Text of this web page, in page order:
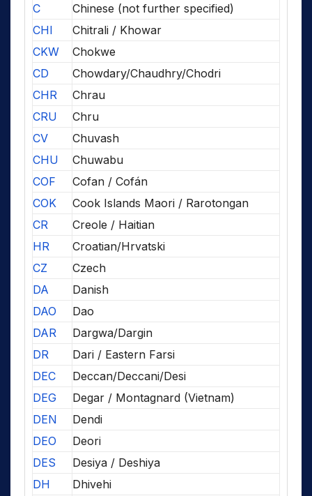
C
Chinese (not further specified)
CHI
Chitrali / Khowar
CKW
Chokwe
CD
Chowdary/Chaudhry/Chodri
CHR
Chrau
CRU
Chru
CV
Chuvash
CHU
Chuwabu
COF
Cofan / Cofán
COK
Cook Islands Maori / Rarotongan
CR
Creole / Haitian
HR
Croatian/Hrvatski
CZ
Czech
DA
Danish
DAO
Dao
DAR
Dargwa/Dargin
DR
Dari / Eastern Farsi
DEC
Deccan/Deccani/Desi
DEG
Degar / Montagnard (Vietnam)
DEN
Dendi
DEO
Deori
DES
Desiya / Deshiya
DH
Dhivehi